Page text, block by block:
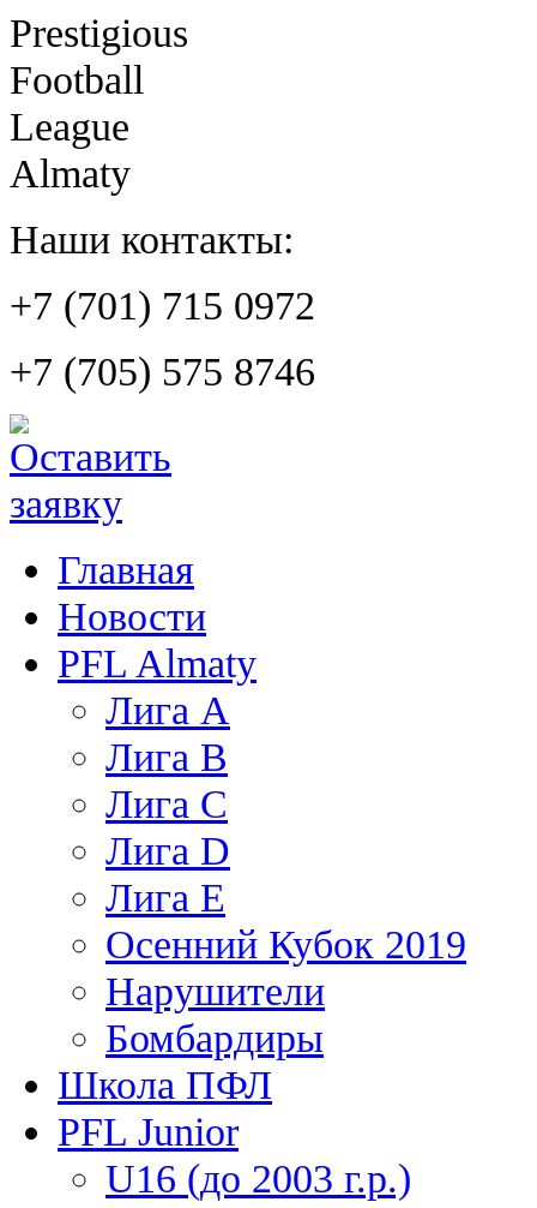
Prestigious
Football
League
Almaty
Наши контакты:
+7 (701) 715 0972
+7 (705) 575 8746
Главная
Новости
PFL Almaty
Лига A
Лига В
Лига С
Лига D
Лига Е
Осенний Кубок 2019
Нарушители
Бомбардиры
Школа ПФЛ
PFL Junior
U16 (до 2003 г.р.)